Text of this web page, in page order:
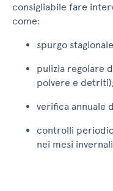
consigliabile fare
come:
spurgo
pulizia regolare
polvere e
verifica annuale
controlli
nei mesi